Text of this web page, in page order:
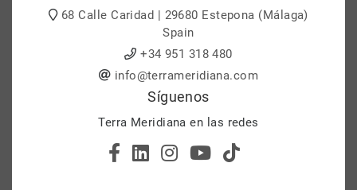
68 Calle Caridad | 29680 Estepona (Málaga)
Spain
+34 951 318 480
info@terrameridiana.com
Síguenos
Terra Meridiana en las redes